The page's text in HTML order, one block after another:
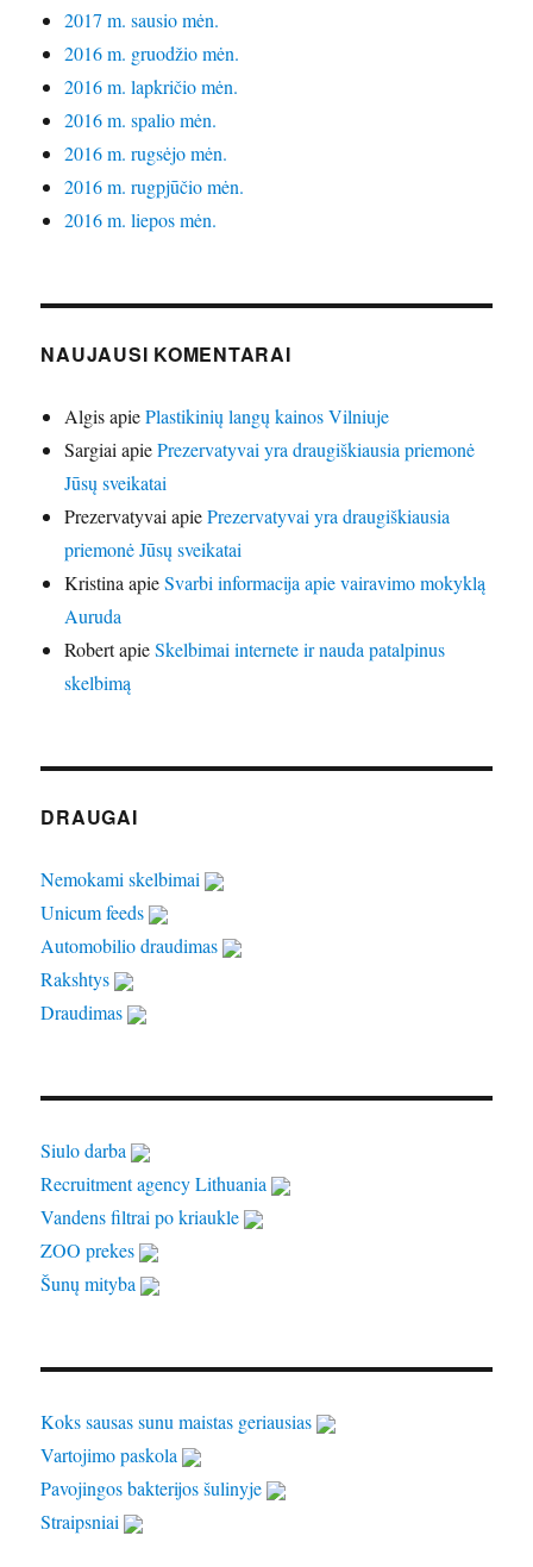
2017 m. sausio mėn.
2016 m. gruodžio mėn.
2016 m. lapkričio mėn.
2016 m. spalio mėn.
2016 m. rugsėjo mėn.
2016 m. rugpjūčio mėn.
2016 m. liepos mėn.
NAUJAUSI KOMENTARAI
AlgisapiePlastikinių langų kainos Vilniuje
Sargiai apiePrezervatyvai yra draugiškiausia priemonė
Jūsų sveikatai
Prezervatyvai apiePrezervatyvai yra draugiškiausia
priemonė Jūsų sveikatai
Kristina apieSvarbi informacija apie vairavimo mokyklą
Auruda
RobertapieSkelbimai internete ir nauda patalpinus
skelbimą
DRAUGAI
Nemokami skelbimai
Unicum feeds
Automobilio draudimas
Rakshtys
Draudimas
Siulo darba
Recruitment agency Lithuania
Vandens filtrai po kriaukle
ZOO prekes
Šunų mityba
Koks sausas sunu maistas geriausias
Vartojimo paskola
Pavojingos bakterijos šulinyje
Straipsniai